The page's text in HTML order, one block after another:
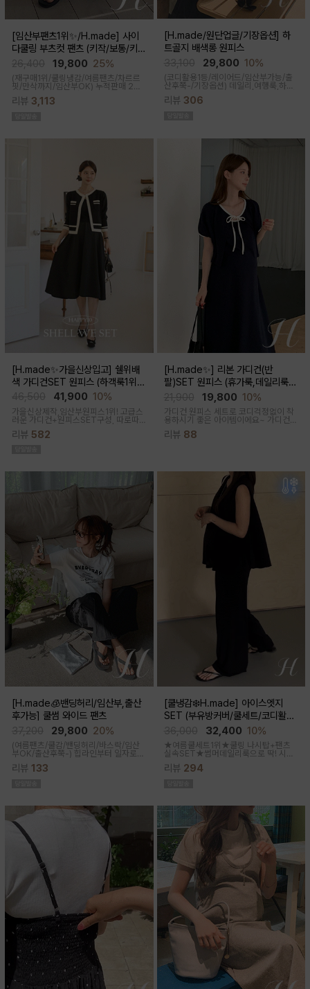
[임산부팬츠1위✨/H.made] 사이
다쿨링 부츠컷 팬츠 (키작/보통/키
19,800 25%
(재구매1위/쿨링냉감/여름팬츠/차르르
핏/만삭까지/임산부OK) 누적판매 2만
성이 뛰어나 쾌적한 착용감으로 여름시
리뷰 3,113
[H.made/원단업글/기장옵션] 하
트골지 배색롱 원피스
29,800 10%
(코디활용1등/레이어드/임산부가능/출
산후쭉-/기장옵션) 데일리,여행룩,하객
룩,출근룩 OK! 하트넥 디자인으로 여성
스러움이 물씬 느껴지고 맥시한 기장감
리뷰 306
[H.made✨가을신상입고] 쉘위배
색 가디건SET 원피스 (하객룩1위/
고급미/가디건SET/임산부,출산후,
누구나예쁜핏)
41,900 10%
가을신상제작,임산부원피스1위! 고급스
러운 가디건+원피스SET구성, 따로따
리뷰 582
[H.made✨] 리본 가디건(반
팔)SET 원피스 (휴가룩,데일리룩/
체형완벽커버/임산부,출산후 누구나
OK)
19,800 10%
가디건 원피스 세트로 코디걱정없이 착
용하시기 좋은 아이템이에요~ 가디건
배색라인과 리본매듭으로 포인트를 줘
꾸안꾸룩으로 활용하기 좋아요
리뷰 88
[H.made🧊밴딩허리/임산부,출산
후가능] 쿨썸 와이드 팬츠
29,800 20%
(여름팬츠/쿨감/밴딩허리/바스락/임산
부OK/출산후쭉-) 힙라인부터 일자로
툭-하고 떨어지는 와이드라인으로 체형
이 크게 드러나지않아요 데일리룩으로
리뷰 133
[쿨냉감❄️H.made] 아이스엣지
SET (부유방커버/쿨세트/코디활용
굿/출근룩,데일리룩)
32,400 10%
★여름쿨세트1위★쿨링 나시탑+팬츠
실속SET★썸머데일리룩으로 딱! 시원
한 감촉에 신축성 좋고 통기성쿨링원단
으로 한여름까지 가뿐하게~!
리뷰 294